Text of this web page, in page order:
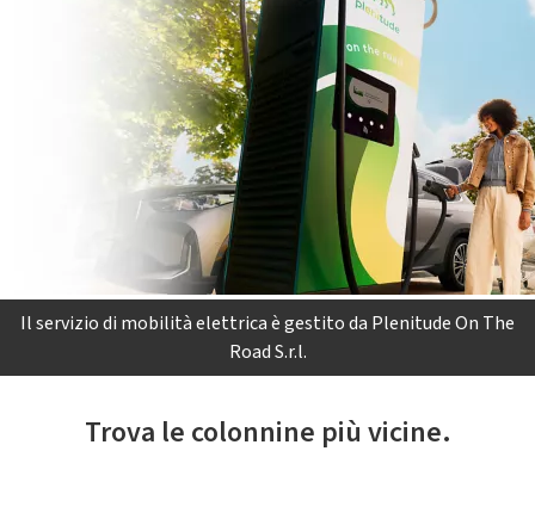
Il servizio di mobilità elettrica è gestito da Plenitude On The
Road S.r.l.
Trova le colonnine più vicine.